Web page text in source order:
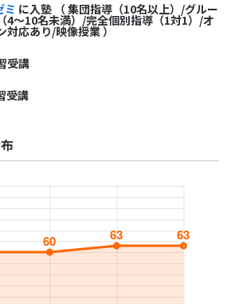
ミ に入塾 （ 集団指導（10名以上）/グルー
4～10名未満）/完全個別指導（1対1）/オ
対応あり/映像授業 ）
受講
受講